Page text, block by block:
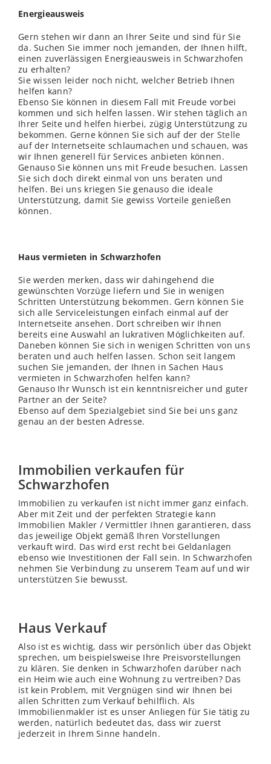
Energieausweis
Gern stehen wir dann an Ihrer Seite und sind für Sie
da. Suchen Sie immer noch jemanden, der Ihnen hilft,
einen zuverlässigen Energieausweis in Schwarzhofen
zu erhalten?
Siewissen leider noch nicht, welcher Betrieb Ihnen
helfen kann?
Ebenso Sie können in diesem Fall mit Freude vorbei
kommen und sich helfen lassen. Wir stehen täglich an
Ihrer Seite und helfen hierbei, zügig Unterstützung zu
bekommen. Gerne können Sie sich auf der der Stelle
auf der Internetseite schlaumachen und schauen, was
wir Ihnen generell für Services anbieten können.
Genauso Sie können uns mit Freude besuchen. Lassen
Sie sich doch direkt einmal von uns beraten und
helfen. Bei uns kriegen Sie genauso die ideale
Unterstützung, damit Sie gewiss Vorteile genießen
können.
Haus vermieten in Schwarzhofen
Sie werden merken, dass wir dahingehend die
gewünschten Vorzüge liefern und Sie in wenigen
Schritten Unterstützung bekommen. Gern können Sie
sich alle Serviceleistungen einfach einmal auf der
Internetseite ansehen. Dort schreiben wir Ihnen
bereits eine Auswahl an lukrativen Möglichkeiten auf.
Daneben können Sie sich in wenigen Schritten von uns
beraten und auch helfen lassen. Schon seit langem
suchen Sie jemanden, der Ihnen in Sachen Haus
vermieten in Schwarzhofen helfen kann?
Genauso Ihr Wunsch ist ein kenntnisreicher und guter
Partner an der Seite?
Ebenso auf dem Spezialgebiet sind Sie bei uns ganz
genau an der besten Adresse.
Immobilien verkaufen für
Schwarzhofen
Immobilien zu verkaufen ist nicht immer ganz einfach.
Aber mit Zeit und der perfekten Strategie kann
Immobilien Makler / Vermittler Ihnen garantieren, dass
das jeweilige Objekt gemäß Ihren Vorstellungen
verkauft wird. Das wird erst recht bei Geldanlagen
ebenso wie Investitionen der Fall sein. In Schwarzhofen
nehmen Sie Verbindung zu unserem Team auf und wir
unterstützen Sie bewusst.
Haus Verkauf
Also ist es wichtig, dass wir persönlich über das Objekt
sprechen, um beispielsweise Ihre Preisvorstellungen
zu klären. Sie denken in Schwarzhofen darüber nach
ein Heim wie auch eine Wohnung zu vertreiben? Das
ist kein Problem, mit Vergnügen sind wir Ihnen bei
allen Schritten zum Verkauf behilflich. Als
Immobilienmakler ist es unser Anliegen für Sie tätig zu
werden, natürlich bedeutet das, dass wir zuerst
jederzeit in Ihrem Sinne handeln.